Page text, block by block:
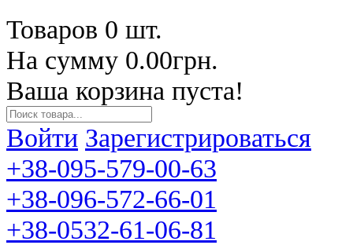
Товаров 0 шт.
На сумму 0.00грн.
Ваша корзина пуста!
Войти Зарегистрироваться
+38-095-579-00-63
+38-096-572-66-01
+38-0532-61-06-81